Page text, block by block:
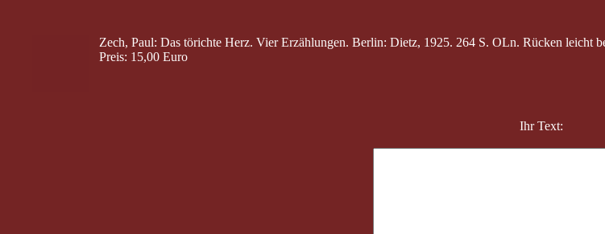
Zech, Paul: Das törichte Herz. Vier Erzählungen. Berlin: Dietz, 1925. 264 S. OLn. Rücken leicht
Preis: 15,00 Euro
Ihr Text: